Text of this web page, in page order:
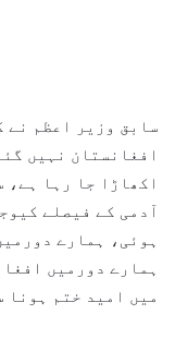
سابق وزیر اعظم نے
افغانستان نہیں
اکھاڑا جا رہا
آدمی کے فیصلے
ہوئی، ہمارے
ہمارے دورمیں
میں امید ختم ہونا